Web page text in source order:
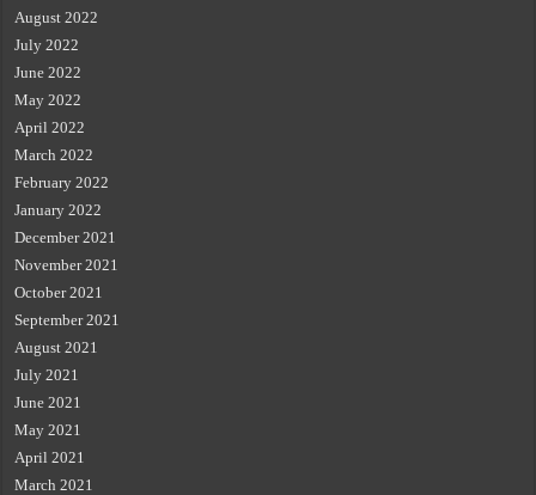
August 2022
July 2022
June 2022
May 2022
April 2022
March 2022
February 2022
January 2022
December 2021
November 2021
October 2021
September 2021
August 2021
July 2021
June 2021
May 2021
April 2021
March 2021